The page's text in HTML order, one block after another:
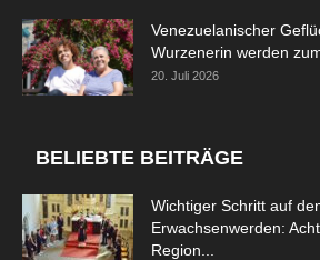
Venezuelanischer
Wurzenerin werden
20. Juli 2026
BELIEBTE BEITRÄGE
Wichtiger Schritt auf
Erwachsenwerden:
Region...